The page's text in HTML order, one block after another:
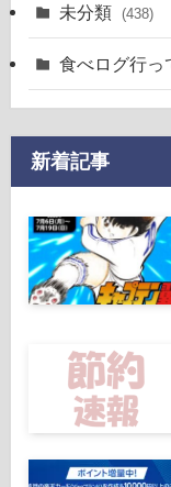
未分類 (438)
食べログ行っ
新着記事